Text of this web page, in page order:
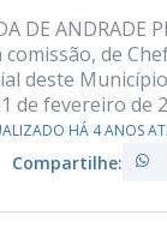
DE ANDRADE
de
deste
de fevereiro de
HÁ 4 ANOS
Compartilhe: